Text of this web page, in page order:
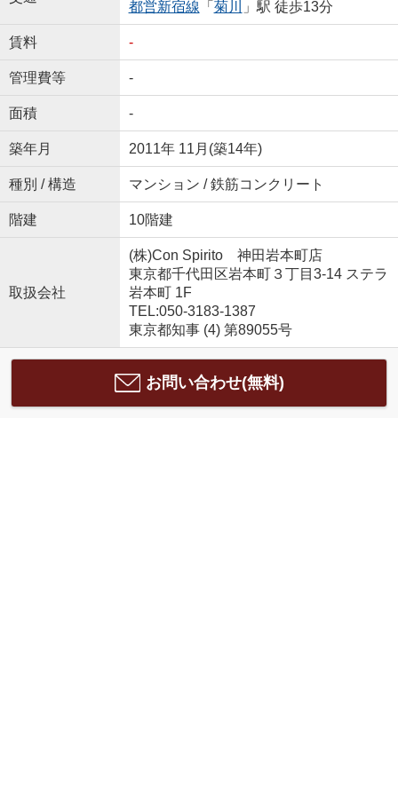
都営新宿線 「 菊川 」駅 徒歩13分
賃料 -
管理費等 -
面積 -
築年月 2011年 11月(築14年)
種別 / 構造 マンション / 鉄筋コンクリート
階建 10階建
取扱会社
(株)Con Spirito 神田岩本町店
東京都千代田区岩本町３丁目3-14 ステラ
岩本町 1F
TEL:050-3183-1387
東京都知事 (4) 第89055号
お問い合わせ(無料)